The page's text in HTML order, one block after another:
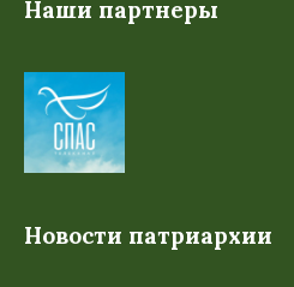
Наши партнеры
Новости патриархии